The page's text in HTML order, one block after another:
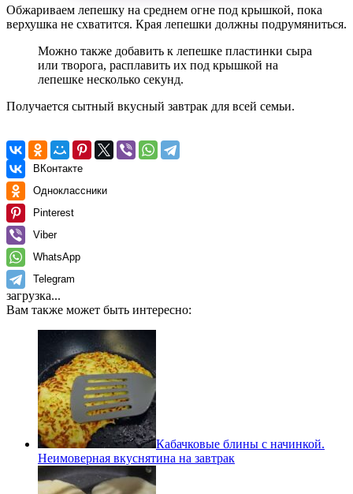
Обжариваем лепешку на среднем огне под крышкой, пока
верхушка не схватится. Края лепешки должны подрумяниться.
Можно также добавить к лепешке пластинки сыра
или творога, расплавить их под крышкой на
лепешке несколько секунд.
Получается сытный вкусный завтрак для всей семьи.
ВКонтакте
Одноклассники
Pinterest
Viber
WhatsApp
Telegram
загрузка...
Вам также может быть интересно:
Кабачковые блины с начинкой.
Неимоверная вкуснятина на завтрак